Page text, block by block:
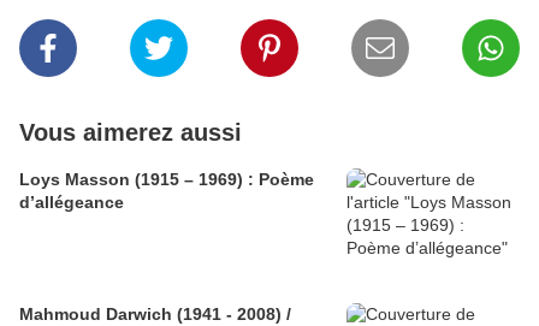
Vous aimerez aussi
Loys Masson (1915 – 1969) : Poème
d’allégeance
Mahmoud Darwich (1941 - 2008) /